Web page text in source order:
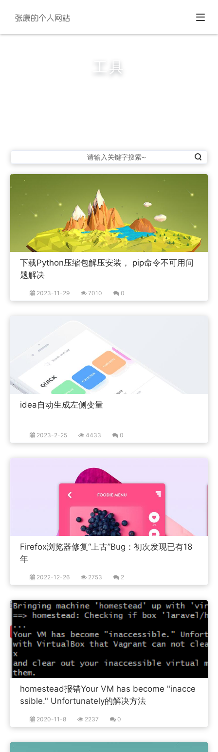
工具
下载Python压缩包解压安装， pip命令不可用问
题解决
2023-11-29 7010 0
idea自动生成左侧变量
2023-2-25 4433 0
Firefox浏览器修复“上古”Bug：初次发现已有18
年
2022-12-26 2753 2
homestead报错Your VM has become "inacce
ssible." Unfortunately的解决方法
2020-11-8 2237 0